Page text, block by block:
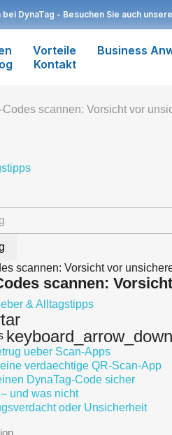
DynaTag - Besuchen Sie auch unsere
Vorteile Business
Kontakt
Codes scannen: Vorsicht vor
scannen:
& Alltagstipps
keyboard_arrow_down
ueber Scan-Apps
verdaechtige QR-Scan-App
DynaTag-Code sicher
und was nicht
oder Unsicherheit